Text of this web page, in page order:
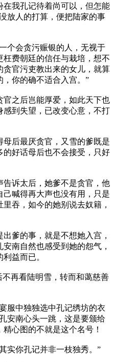
我孔记待着尚可以，但怎能
放人的打算，便把陆家的事
会贪污赈银的人，无视于
费朝廷的信任与栽培，想不
官污吏教出来的女儿，就算
你的确不适合入宫。”
之后岂能厚爱，如此天下也
到失望，已改变心意，不打
后最厌贪官，又雪的爹既是
好话母后也不会接受，只好
诉太后，她爹不是贪官，他
喊得再大声也没有用，只是
吞，如今的她别说去奴籍，
爹的事，就是不想她入宫，
南自然也感受到她的怨气，
益而已。
再看陆明雪，转而和蔼慈善
中独独选中孔记绣坊的衣
安南心头一跳，这是要颁给
心图的不就是这个名号！
你孔记并非一枝独秀。”